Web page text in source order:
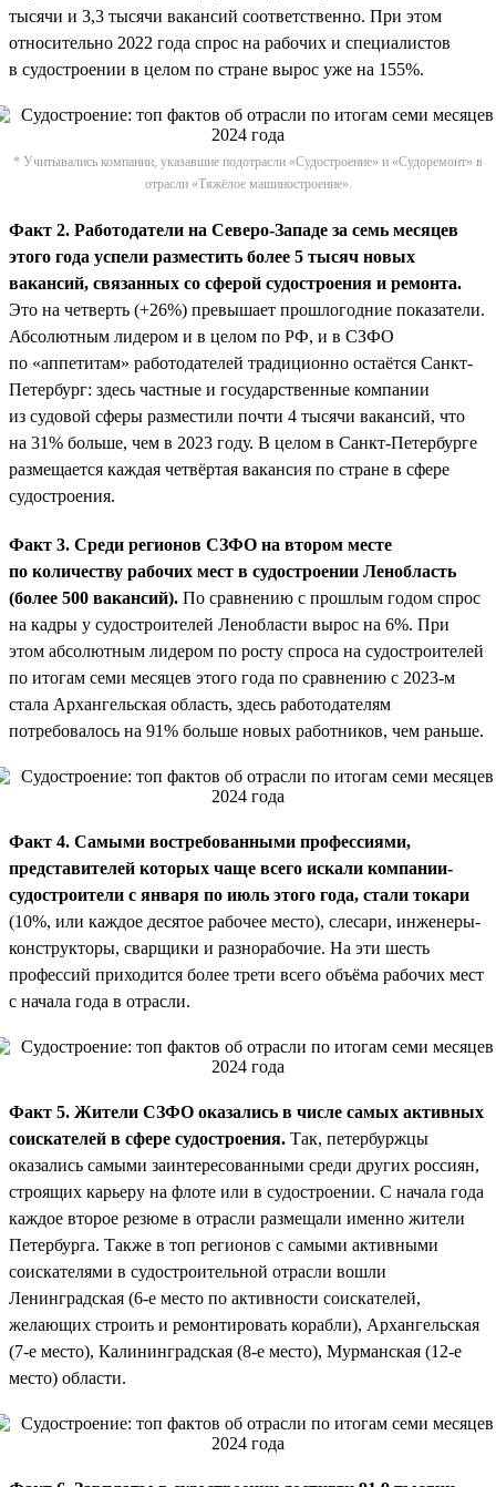
тысячи и 3,3 тысячи вакансий соответственно. При этом
относительно 2022 года спрос на рабочих и специалистов
в судостроении в целом по стране вырос уже на 155%.
* Учитывались компании, указавшие подотрасли «Судостроение» и «Судоремонт» в
отрасли «Тяжёлое машиностроение».
Факт 2. Работодатели на Северо-Западе за семь месяцев
этого года успели разместить более 5 тысяч новых
вакансий, связанных со сферой судостроения и ремонта.
Это на четверть (+26%) превышает прошлогодние показатели.
Абсолютным лидером и в целом по РФ, и в СЗФО
по «аппетитам» работодателей традиционно остаётся Санкт-
Петербург: здесь частные и государственные компании
из судовой сферы разместили почти 4 тысячи вакансий, что
на 31% больше, чем в 2023 году. В целом в Санкт-Петербурге
размещается каждая четвёртая вакансия по стране в сфере
судостроения.
Факт 3. Среди регионов СЗФО на втором месте
по количеству рабочих мест в судостроении Ленобласть
(более 500 вакансий). По сравнению с прошлым годом спрос
на кадры у судостроителей Ленобласти вырос на 6%. При
этом абсолютным лидером по росту спроса на судостроителей
по итогам семи месяцев этого года по сравнению с 2023-м
стала Архангельская область, здесь работодателям
потребовалось на 91% больше новых работников, чем раньше.
Факт 4. Самыми востребованными профессиями,
представителей которых чаще всего искали компании-
судостроители с января по июль этого года, стали токари
(10%, или каждое десятое рабочее место), слесари, инженеры-
конструкторы, сварщики и разнорабочие. На эти шесть
профессий приходится более трети всего объёма рабочих мест
с начала года в отрасли.
Факт 5. Жители СЗФО оказались в числе самых активных
соискателей в сфере судостроения. Так, петербуржцы
оказались самыми заинтересованными среди других россиян,
строящих карьеру на флоте или в судостроении. С начала года
каждое второе резюме в отрасли размещали именно жители
Петербурга. Также в топ регионов с самыми активными
соискателями в судостроительной отрасли вошли
Ленинградская (6-е место по активности соискателей,
желающих строить и ремонтировать корабли), Архангельская
(7-е место), Калининградская (8-е место), Мурманская (12-е
место) области.